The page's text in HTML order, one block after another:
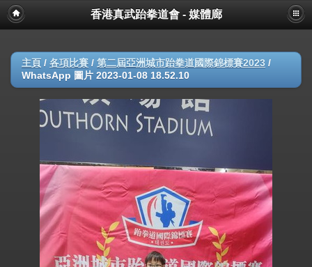
香港真武跆拳道會 - 媒體廊
主頁 / 各項比賽 / 第二屆亞洲城市跆拳道國際錦標賽2023 /
WhatsApp 圖片 2023-01-08 18.52.10